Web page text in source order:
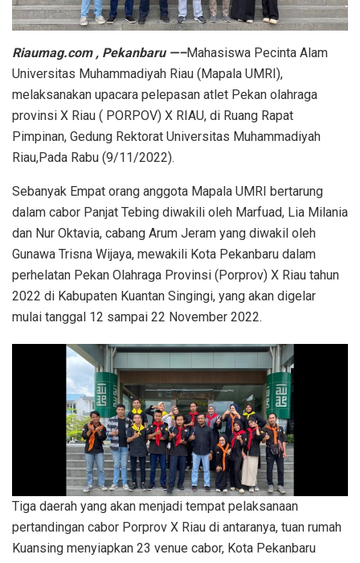
Riaumag.com , Pekanbaru —–Mahasiswa Pecinta Alam
Universitas Muhammadiyah Riau (Mapala UMRI),
melaksanakan upacara pelepasan atlet Pekan olahraga
provinsi X Riau ( PORPOV) X RIAU, di Ruang Rapat
Pimpinan, Gedung Rektorat Universitas Muhammadiyah
Riau,Pada Rabu (9/11/2022).
Sebanyak Empat orang anggota Mapala UMRI bertarung
dalam cabor Panjat Tebing diwakili oleh Marfuad, Lia Milania
dan Nur Oktavia, cabang Arum Jeram yang diwakil oleh
Gunawa Trisna Wijaya, mewakili Kota Pekanbaru dalam
perhelatan Pekan Olahraga Provinsi (Porprov) X Riau tahun
2022 di Kabupaten Kuantan Singingi, yang akan digelar
mulai tanggal 12 sampai 22 November 2022.
Tiga daerah yang akan menjadi tempat pelaksanaan
pertandingan cabor Porprov X Riau di antaranya, tuan rumah
Kuansing menyiapkan 23 venue cabor, Kota Pekanbaru